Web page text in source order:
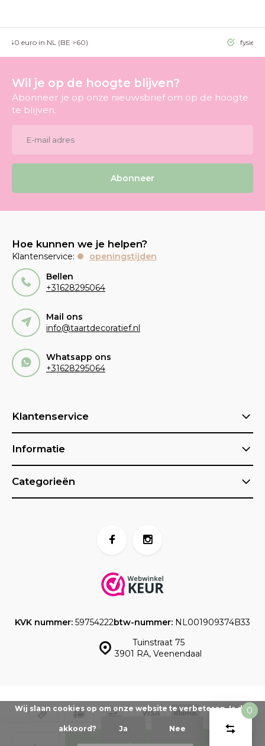
>40 euro in NL (BE >60) fysieke
Wil je op de hoogte blijven?
Abonneer je op onze nieuwsbrief om op de hoogte
te blijven.
Abonneer
Hoe kunnen we je helpen?
Klantenservice:
openingstijden
Bellen
+31628295064
Mail ons
info@taartdecoratief.nl
Whatsapp ons
+31628295064
Klantenservice
Informatie
Categorieën
Tuinstraat 75
3901 RA, Veenendaal
KVK nummer: 59754222btw-nummer: NL001909374B33
Wij slaan cookies op om onze website te verbeteren. Is dat
akkoord? Ja Nee
0
Vergelijk
Start